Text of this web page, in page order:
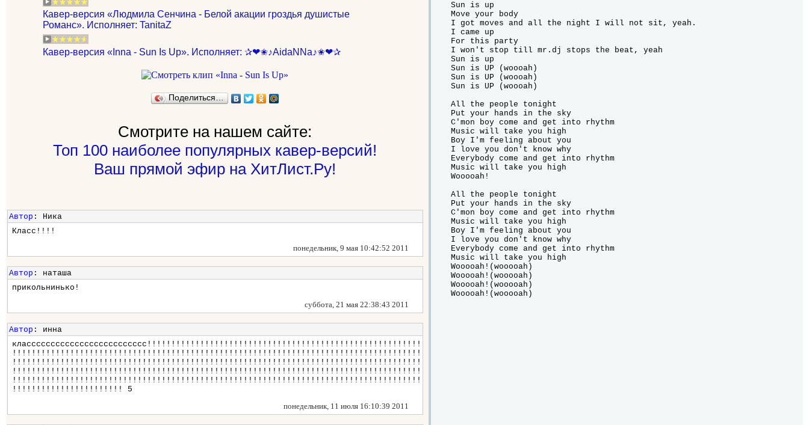
Кавер-версия «Людмила Сенчина - Белой акации гроздья душистые
Романс». Исполняет: TanitaZ
Кавер-версия «Inna - Sun Is Up». Исполняет: ✰❤✬♪AidaNNa♪✬❤✰
Поделиться…
Смотрите на нашем сайте:
Топ 100 наиболее популярных кавер-версий!
Ваш прямой эфир на ХитЛист.Ру!
Автор : Ника
Класс!!!!
понедельник, 9 мая 10:42:52 2011
Автор : наташа
прикольнинько!
суббота, 21 мая 22:38:43 2011
Автор : инна
классссссссссссссссссссссссс!!!!!!!!!!!!!!!!!!!!!!!!!!!!!!!!!!!!!!!!!!!!!!!!!!!!!!!!!
!!!!!!!!!!!!!!!!!!!!!!!!!!!!!!!!!!!!!!!!!!!!!!!!!!!!!!!!!!!!!!!!!!!!!!!!!!!!!!!!!!!!!
!!!!!!!!!!!!!!!!!!!!!!!!!!!!!!!!!!!!!!!!!!!!!!!!!!!!!!!!!!!!!!!!!!!!!!!!!!!!!!!!!!!!!
!!!!!!!!!!!!!!!!!!!!!!!!!!!!!!!!!!!!!!!!!!!!!!!!!!!!!!!!!!!!!!!!!!!!!!!!!!!!!!!!!!!!!
!!!!!!!!!!!!!!!!!!!!!!!!!!!!!!!!!!!!!!!!!!!!!!!!!!!!!!!!!!!!!!!!!!!!!!!!!!!!!!!!!!!!!
!!!!!!!!!!!!!!!!!!!!!!! 5
понедельник, 11 июля 16:10:39 2011
Sun is up
Move your body
I got moves and all the night I will not sit, yeah.
I came up
For this party
I won't stop till mr.dj stops the beat, yeah
Sun is up
Sun is UP (woooah)
Sun is UP (woooah)
Sun is UP (woooah)
All the people tonight
Put your hands in the sky
C'mon boy come and get into rhythm
Music will take you high
Boy I'm feeling about you
I love you don't know why
Everybody come and get into rhythm
Music will take you high
Wooooah!
All the people tonight
Put your hands in the sky
C'mon boy come and get into rhythm
Music will take you high
Boy I'm feeling about you
I love you don't know why
Everybody come and get into rhythm
Music will take you high
Wooooah!(wooooah)
Wooooah!(wooooah)
Wooooah!(wooooah)
Wooooah!(wooooah)